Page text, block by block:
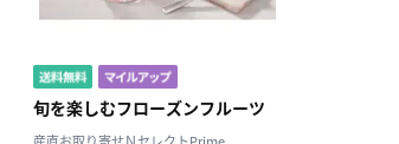
21 22 23
24
旬を楽しむフローズンフルーツ